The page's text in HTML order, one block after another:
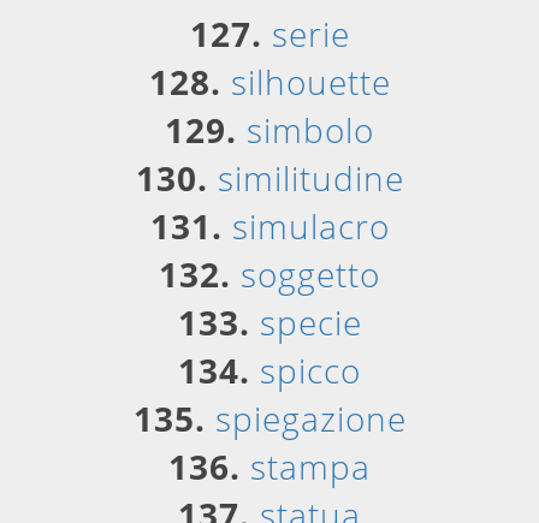
127. serie
128. silhouette
129. simbolo
130. similitudine
131. simulacro
132. soggetto
133. specie
134. spicco
135. spiegazione
136. stampa